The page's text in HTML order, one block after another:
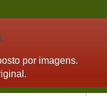
por imagens.